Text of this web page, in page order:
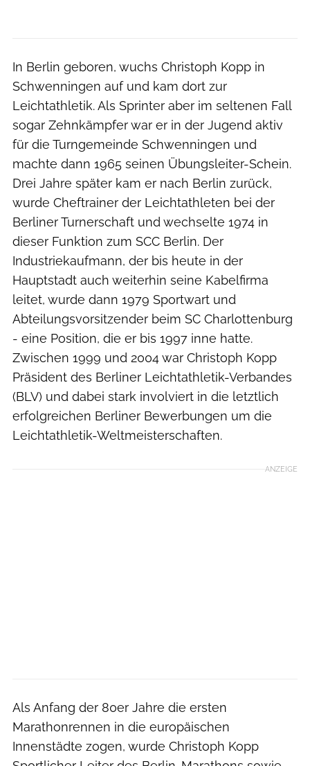
In Berlin geboren, wuchs Christoph Kopp in
Schwenningen auf und kam dort zur
Leichtathletik. Als Sprinter aber im seltenen Fall
sogar Zehnkämpfer war er in der Jugend aktiv
für die Turngemeinde Schwenningen und
machte dann 1965 seinen Übungsleiter-Schein.
Drei Jahre später kam er nach Berlin zurück,
wurde Cheftrainer der Leichtathleten bei der
Berliner Turnerschaft und wechselte 1974 in
dieser Funktion zum SCC Berlin. Der
Industriekaufmann, der bis heute in der
Hauptstadt auch weiterhin seine Kabelfirma
leitet, wurde dann 1979 Sportwart und
Abteilungsvorsitzender beim SC Charlottenburg
- eine Position, die er bis 1997 inne hatte.
Zwischen 1999 und 2004 war Christoph Kopp
Präsident des Berliner Leichtathletik-Verbandes
(BLV) und dabei stark involviert in die letztlich
erfolgreichen Berliner Bewerbungen um die
Leichtathletik-Weltmeisterschaften.
ANZEIGE
Als Anfang der 80er Jahre die ersten
Marathonrennen in die europäischen
Innenstädte zogen, wurde Christoph Kopp